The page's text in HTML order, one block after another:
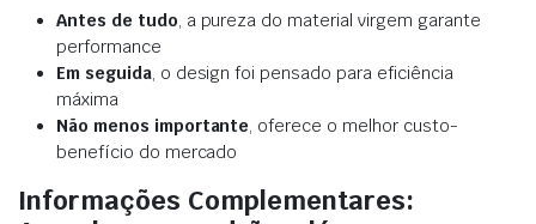
Antes de tudo, a pureza do material virgem garante
performance
Em seguida, o design foi pensado para eficiência
máxima
Não menos importante, oferece o melhor custo-
benefício do mercado
Informações Complementares: